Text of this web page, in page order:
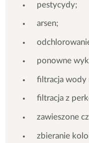
pestycydy;
arsen;
ponowne
filtracja wody
filtracja z
zawieszone
zbieranie